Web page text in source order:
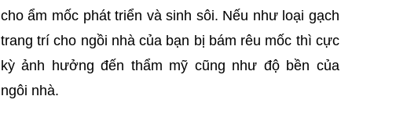
cho ẩm mốc phát triển và sinh sôi. Nếu như loại gạch
trang trí cho ngồi nhà của bạn bị bám rêu mốc thì cực
kỳ ảnh hưởng đến thẩm mỹ cũng như độ bền của
ngôi nhà.